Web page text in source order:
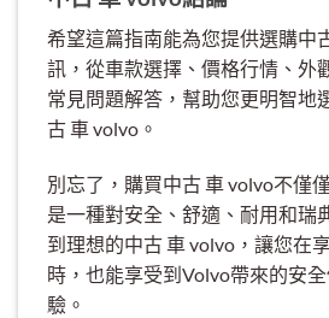
希望這篇指南能為您提供選購中
訊，從車款選擇、價格行情、外
常見問題解答，幫助您更明智地
古 車 volvo。
別忘了，購買中古 車 volvo不僅
是一種對安全、舒適、耐用和瑞
到理想的中古 車 volvo，讓您在
時，也能享受到Volvo帶來的安
驗。